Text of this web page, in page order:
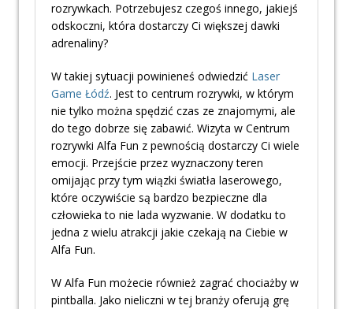
rozrywkach. Potrzebujesz czegoś innego, jakiejś
odskoczni, która dostarczy Ci większej dawki
adrenaliny?
W takiej sytuacji powinieneś odwiedzić Laser
Game Łódź. Jest to centrum rozrywki, w którym
nie tylko można spędzić czas ze znajomymi, ale
do tego dobrze się zabawić. Wizyta w Centrum
rozrywki Alfa Fun z pewnością dostarczy Ci wiele
emocji. Przejście przez wyznaczony teren
omijając przy tym wiązki światła laserowego,
które oczywiście są bardzo bezpieczne dla
człowieka to nie lada wyzwanie. W dodatku to
jedna z wielu atrakcji jakie czekają na Ciebie w
Alfa Fun.
W Alfa Fun możecie również zagrać chociażby w
pintballa. Jako nieliczni w tej branży oferują grę